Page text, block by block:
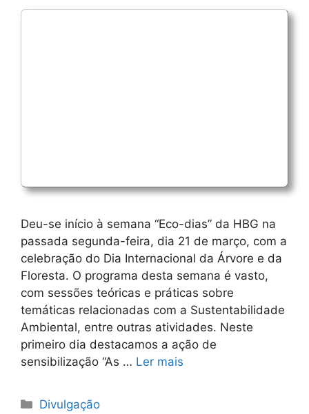
Deu-se início à semana “Eco-dias” da HBG na
passada segunda-feira, dia 21 de março, com a
celebração do Dia Internacional da Árvore e da
Floresta. O programa desta semana é vasto,
com sessões teóricas e práticas sobre
temáticas relacionadas com a Sustentabilidade
Ambiental, entre outras atividades. Neste
primeiro dia destacamos a ação de
sensibilização “As … Ler mais
Categorias
Divulgação